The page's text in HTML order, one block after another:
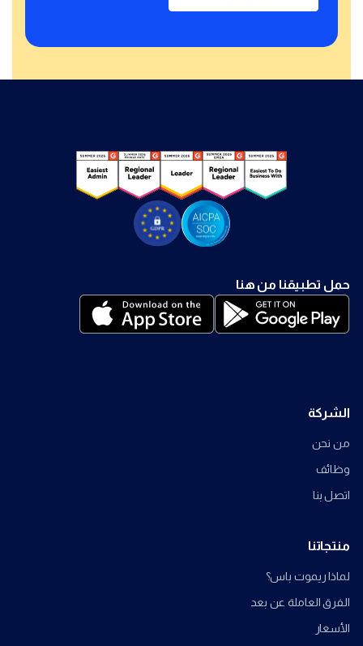
حمل تطبيقنا من هنا
الشركة
من نحن
وظائف
اتصل بنا
منتجاتنا
لماذا ريموت باس؟
الفرق العاملة عن بعد
الأسعار